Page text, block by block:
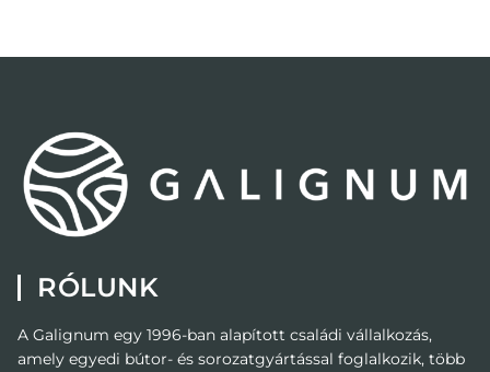
RÓLUNK
A Galignum egy 1996-ban alapított családi vállalkozás,
amely egyedi bútor- és sorozatgyártással foglalkozik, több